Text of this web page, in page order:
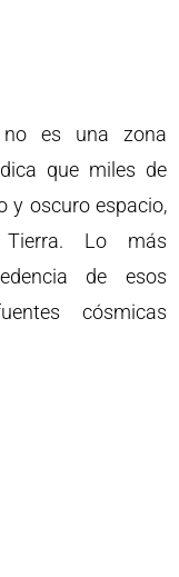
no es una zona
que miles de
y oscuro espacio,
Lo más
de esos
cósmicas